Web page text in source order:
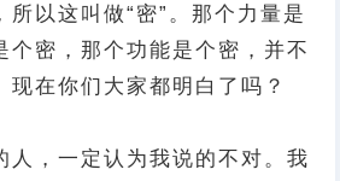
所以这叫做“密”。那个力量是
个密，那个功能是个密，并不
现在你们大家都明白了吗？
人，一定认为我说的不对。我